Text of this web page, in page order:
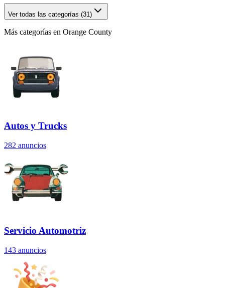
Ver todas las categorías (31)
Más categorías en Orange County
Autos y Trucks
282 anuncios
Servicio Automotriz
143 anuncios